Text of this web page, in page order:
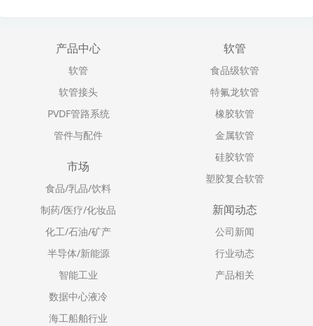
产品中心
软管
软管接头
PVDF管路系统
管件与配件
软管
食品级软管
特氟龙软管
橡胶软管
金属软管
硅胶软管
塑胶复合软管
市场
食品/乳品/饮料
制药/医疗/化妆品
化工/石油/矿产
半导体/新能源
智能工业
数据中心液冷
海工船舶行业
新闻动态
公司新闻
行业动态
产品相关